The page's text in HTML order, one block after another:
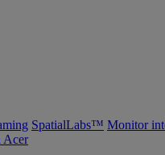
SpatialLabs™ Monitor
Acer